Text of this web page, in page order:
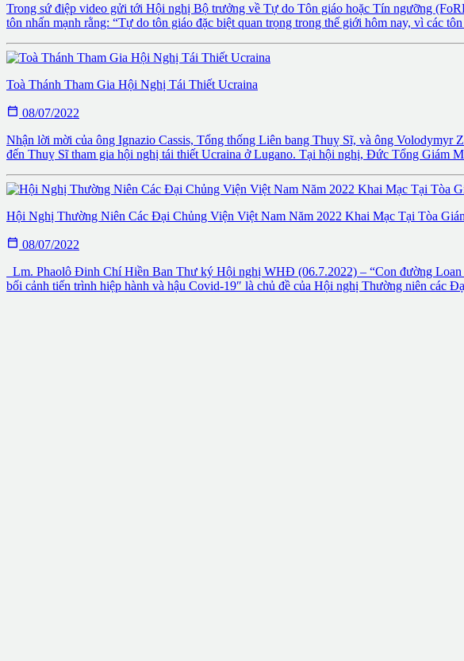
Trong sứ điệp video gửi tới Hội nghị Bộ trưởng về Tự do Tôn giáo hoặc Tín ngưỡng
tôn nhấn mạnh rằng: “Tự do tôn giáo đặc biệt quan trọng trong thế giới hôm nay, vì các
Toà Thánh Tham Gia Hội Nghị Tái Thiết Ucraina
 08/07/2022
Nhận lời mời của ông Ignazio Cassis, Tổng thống Liên bang Thuỵ Sĩ, và ông
đến Thuỵ Sĩ tham gia hội nghị tái thiết Ucraina ở Lugano. Tại hội nghị, Đức Tổng Giám
Hội Nghị Thường Niên Các Đại Chủng Viện Việt Nam Năm 2022 Khai Mạc Tại Tòa
 08/07/2022
Lm. Phaolô Đinh Chí Hiền Ban Thư ký Hội nghị WHĐ (06.7.2022) – “Con đường
bối cảnh tiến trình hiệp hành và hậu Covid-19″ là chủ đề của Hội nghị Thường niên các